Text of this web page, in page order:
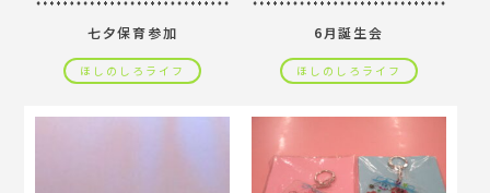
七夕保育参加
ほしのしろライフ
6月誕生会
ほしのしろライフ